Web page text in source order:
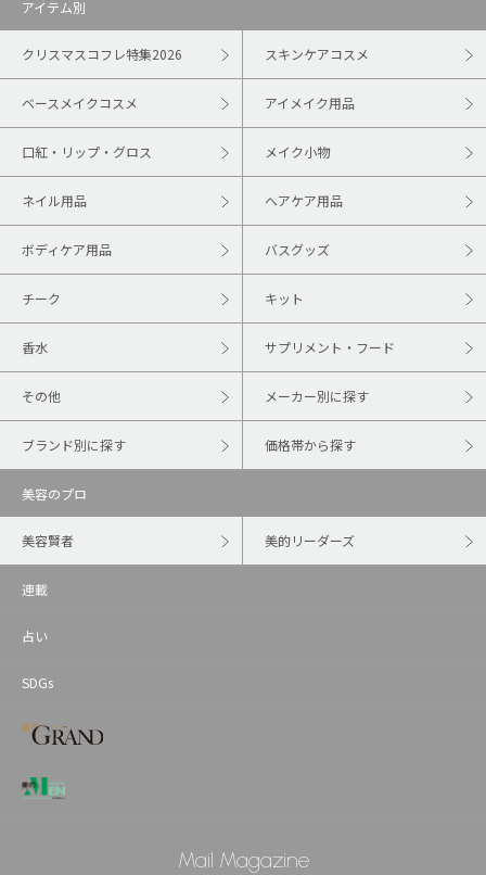
アイテム別
クリスマスコフレ特集2026 スキンケアコスメ
ベースメイクコスメ アイメイク用品
口紅・リップ・グロス メイク小物
ネイル用品 ヘアケア用品
ボディケア用品 バスグッズ
チーク キット
香水 サプリメント・フード
その他 メーカー別に探す
ブランド別に探す 価格帯から探す
美容のプロ
美容賢者 美的リーダーズ
連載
占い
SDGs
Mail Magazine